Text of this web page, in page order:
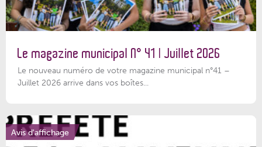
Le magazine municipal N° 41 | Juillet 2026
Le nouveau numéro de votre magazine municipal n°41 –
Juillet 2026 arrive dans vos boîtes...
Avis d'affichage